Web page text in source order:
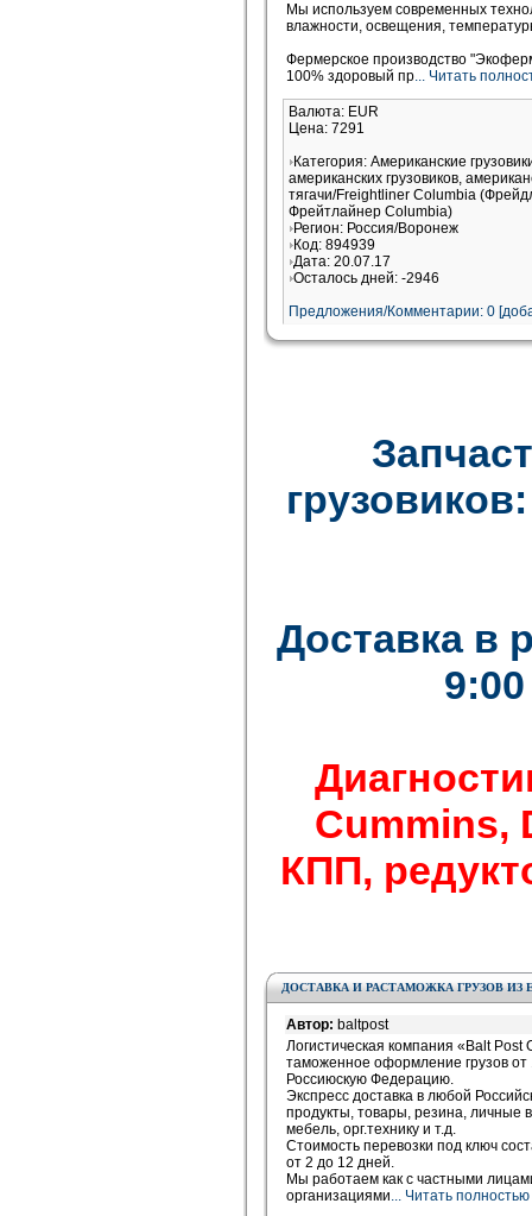
Мы используем современных
влажности, освещения,
Фермерское производство
100% здоровый пр... Читать
Валюта: EUR
Цена: 7291
Категория: Американские
американских грузовиков,
тягачи/Freightliner Columbia
Фрейтлайнер Columbia)
Регион: Россия/Воронеж
Код: 894939
Дата: 20.07.17
Осталось дней: -2946
Предложения/Комментарии: 0
Доставка в
Cummins,
КПП,
ДОСТАВКА И РАСТАМОЖКА ГРУЗОВ
Автор: baltpost
Логистическая компания «Balt Post
таможенное оформление грузов от
Россиюскую Федерацию.
Экспресс доставка в любой
продукты, товары, резина, личные
мебель, орг.технику и т.д.
Стоимость перевозки под ключ
от 2 до 12 дней.
Мы работаем как с частными
организациями... Читать